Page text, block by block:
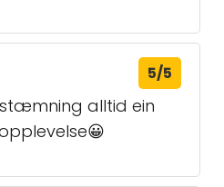
5/5
alltid ein